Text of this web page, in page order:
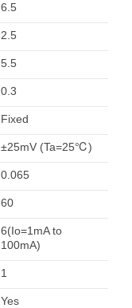
6.5
2.5
5.5
0.3
Fixed
±25mV (Ta=25℃)
0.065
60
6(Io=1mA to
100mA)
1
Yes